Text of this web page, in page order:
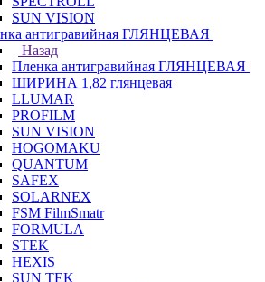
SUN VISION
антигравийная ГЛЯНЦЕВАЯ
Назад
Пленка антигравийная ГЛЯНЦЕВАЯ
ШИРИНА 1,82 глянцевая
LLUMAR
PROFILM
SUN VISION
HOGOMAKU
QUANTUM
SAFEX
SOLARNEX
FSM FilmSmatr
FORMULA
STEK
HEXIS
SUN TEK